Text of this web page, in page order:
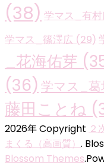
(38) 学マス_有
学マス_篠澤広 (29)
_花海佑芽
(36) 学マス_葛
藤田ことね
2026年 Copyright ２
まくる（高画質） .
Blossom Themes